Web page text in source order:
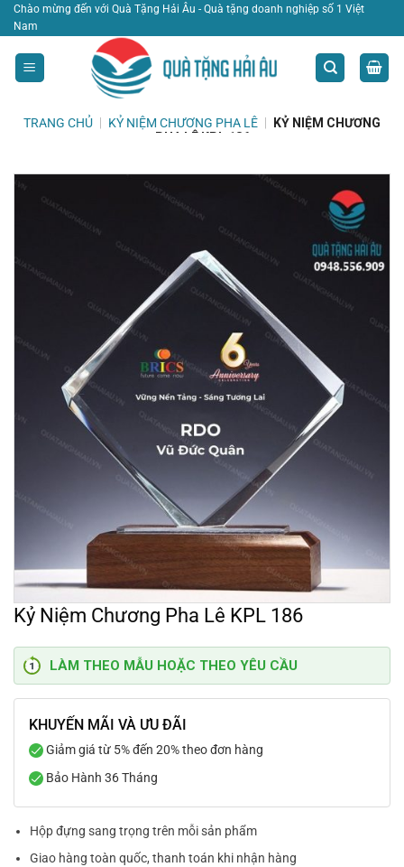
Bỏ
qua
nội
dung
Chào mừng đến với Quà Tặng Hải Âu - Quà tặng doanh nghiệp số 1 Việt
Nam
TRANG CHỦ KỶ NIỆM CHƯƠNG PHA LÊ
KỶ NIỆM CHƯƠNG
PHA LÊ KPL 186
Kỷ Niệm Chương Pha Lê KPL 186
LÀM THEO MẪU HOẶC THEO YÊU CẦU
KHUYẾN MÃI VÀ ƯU ĐÃI
Giảm giá từ 5% đến 20% theo đơn hàng
Bảo Hành 36 Tháng
Hộp đựng sang trọng trên mỗi sản phẩm
Giao hàng toàn quốc, thanh toán khi nhận hàng